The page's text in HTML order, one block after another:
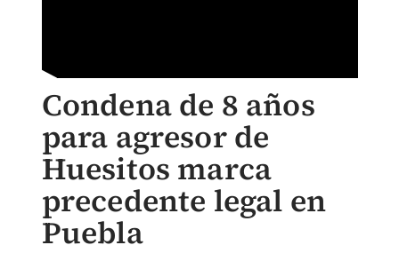
Condena de 8 años
para agresor de
Huesitos marca
precedente legal en
Puebla